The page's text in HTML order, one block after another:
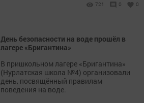
721 0 0
День безопасности на воде прошёл в
лагере «Бригантина»
В пришкольном лагере «Бригантина»
(Нурлатская школа №4) организовали
день, посвящённый правилам
поведения на воде.